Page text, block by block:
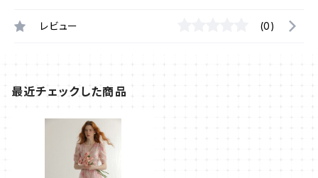
レビュー (0)
最近チェックした商品